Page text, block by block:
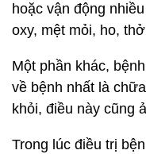
hoặc vận động
oxy, mệt mỏi, ho,
Một phần khác,
về bệnh nhất là
khỏi, điều này cũng
Trong lúc điều trị